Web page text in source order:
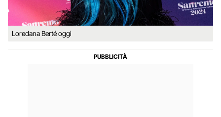
Loredana Berté oggi